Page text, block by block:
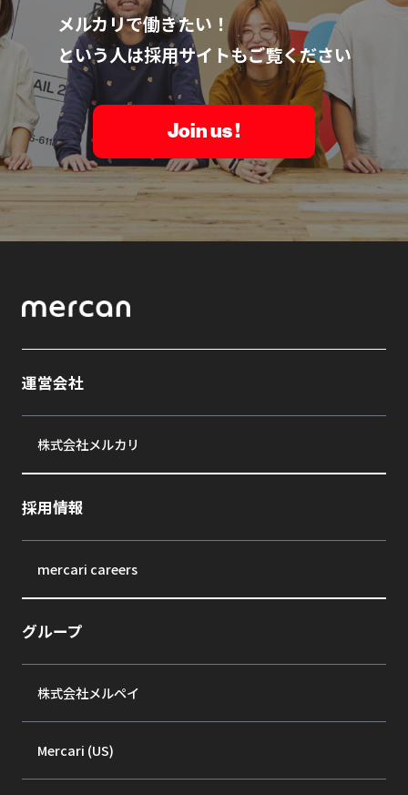
メルカリで働きたい！
という人は採用サイトもご覧ください
Join us !
運営会社
株式会社メルカリ
採用情報
mercari careers
グループ
株式会社メルペイ
Mercari (US)